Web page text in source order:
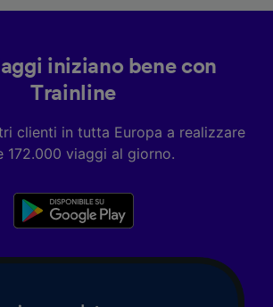
iniziano bene con
Trainline
clienti in tutta Europa a realizzare
172.000 viaggi al giorno.